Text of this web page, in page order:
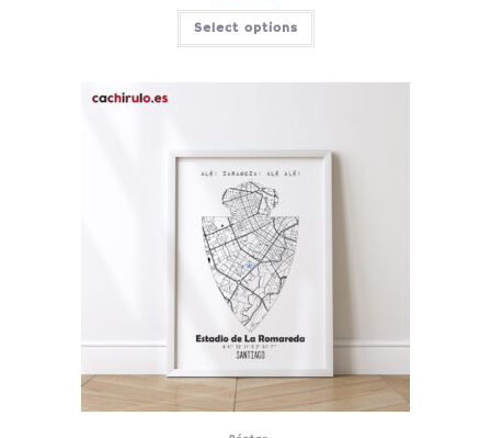
Select options